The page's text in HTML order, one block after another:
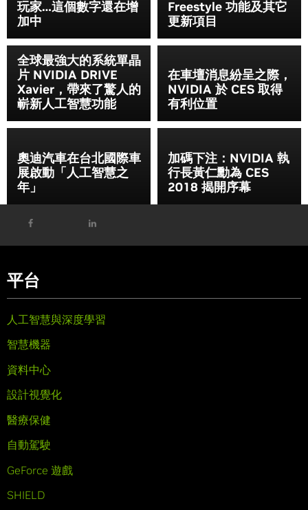
玩家…這個數字還在增
加中
Freestyle 功能及其它
更新項目
全球最強大的系統單晶
片 NVIDIA DRIVE
Xavier，帶來了驚人的
嶄新人工智慧功能
在車壇消息紛呈之際，
NVIDIA 於 CES 取得
有利位置
奧迪汽車在台北國際車
展啟動「人工智慧之
年」
加碼下注：NVIDIA 執
行長黃仁勳為 CES
2018 揭開序幕
平台
人工智慧與深度學習
智慧機器
資料中心
設計視覺化
醫療保健
自動駕駛
GeForce 遊戲
SHIELD